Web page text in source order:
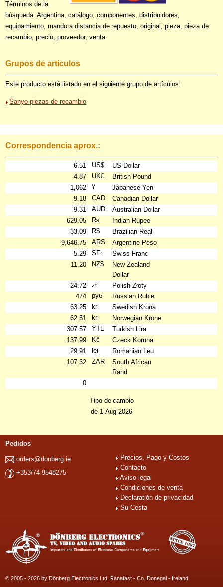
Términos de la
búsqueda: Argentina, catálogo, componentes, distribuidores,
equipamiento, mando a distancia de repuesto, original, pieza, pieza de
recambio, precio, proveedor, venta
Grupos de artículos
Este producto está listado en el siguiente grupo de artículos:
Sanyo piezas de recambio
Correspondencia aprox.:
6.51 US$
US Dollar
4.87
UK£
British Pound
1,062
¥
Japanese Yen
9.18
CAD
Canadian Dollar
9.31
AUD
Australian Dollar
629.05
₨
Indian Rupee
33.09
R$
Brazilian Real
9,646.75
ARS
Argentine Peso
5.29
SFr.
Swiss Franc
11.20
NZ$
New Zealand
Dollar
24.72
zł
Polish Złoty
474
руб
Russian Ruble
63.25
kr
Swedish Krona
62.51
kr
Norwegian Krone
307.57
YTL
Turkish Lira
137.99
Kč
Czeck Koruna
29.91
lei
Romanian Leu
107.32
ZAR
South African
Rand
0
Tipo de cambio
de 1-Aug-2026
Pedidos
orders@donberg.ie
+353/74-9548275
Precios, Pago y Costos
Contacto
Aviso legal
Condiciones de venta
Declaratión de privacidad
Su Cesta
© 2005 - 2026 by Dönberg Electronics Ltd. Ranafast - Co. Donegal - Ireland